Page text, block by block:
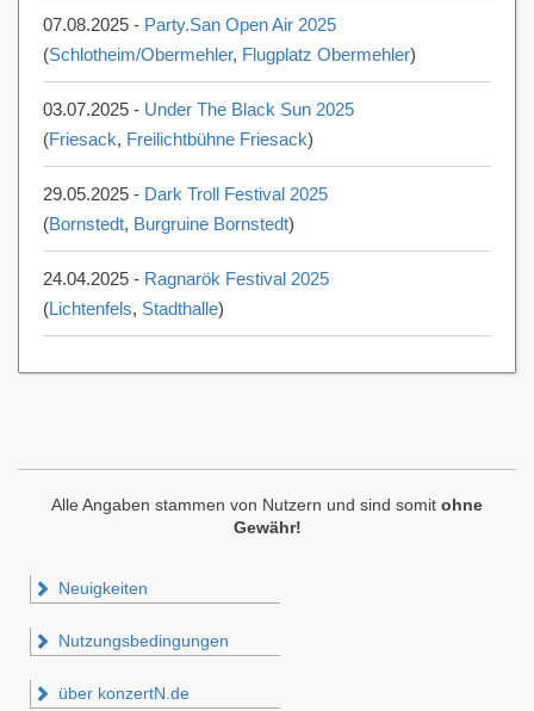
07.08.2025 - Party.San Open Air 2025
(Schlotheim/Obermehler, Flugplatz Obermehler)
03.07.2025 - Under The Black Sun 2025
(Friesack, Freilichtbühne Friesack)
29.05.2025 - Dark Troll Festival 2025
(Bornstedt, Burgruine Bornstedt)
24.04.2025 - Ragnarök Festival 2025
(Lichtenfels, Stadthalle)
Alle Angaben stammen von Nutzern und sind somit ohne
Gewähr!
Neuigkeiten
Nutzungsbedingungen
über konzertN.de